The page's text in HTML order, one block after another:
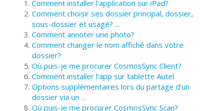
Comment installer l'application sur iPad?
Comment choisir ses dossier principal, dossier,
sous-dossier et usagé? ...
Comment annoter une photo?
Comment changer le nom affiché dans votre
dossier?
Où puis-je me procurer CosmosSync Client?
Comment installer l'app sur tablette Autel
Options supplémentaires lors du partage d’un
dossier via un ...
Où puis-je me procurer CosmosSync Scan?